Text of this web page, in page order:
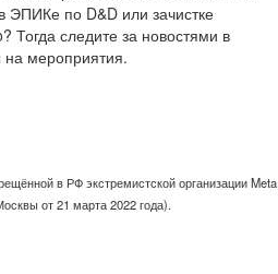
ЭПИКе по D&D или зачистке
Тогда следите за новостями в
на мероприятия.
в РФ экстремистской организации Meta
от 21 марта 2022 года).